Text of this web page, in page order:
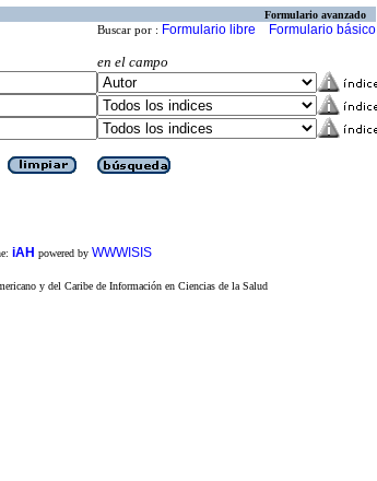
Formulario avanzado
Buscar por : Formulario libre Formulario básico
en el campo
iAH powered by WWWISIS
y del Caribe de Información en Ciencias de la Salud